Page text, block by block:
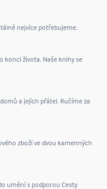
nejvíce potřebujeme.
konci života. Naše knihy se
a jejích přátel. Ručíme za
zboží ve dvou kamenných
umění s podporou Cesty